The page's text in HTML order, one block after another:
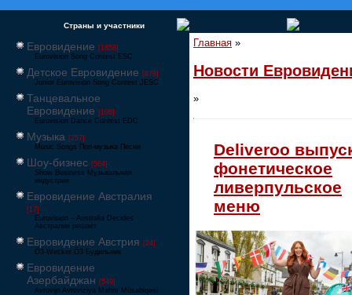
Страны и участники
Евровидение [1858]
Eurovision Song Contest ESC
Детское Евровидение [878]
Junior Eurovision Song Contest JESC
Танцевальное
Евровидение [106]
Eurovision Dance Contest EDC
Музыка [257]
Music Songs Поп-музыка Песни
Шоу-бизнес [564]
Show Business Музыкальная
индустрия
Евровидение Австралия
[17]
Eurovision – Australia Decides
Австралия решает
Евровидение Австрия [24]
Ö3-Wecker Ö3 Будильник
Евровидение
Азербайджан [549]
Avrovijn Avroviziya Mahnı Müsabiqəsi
Главная »
Новости
»
Deliveroo
фонетическое
ливерпульское
меню